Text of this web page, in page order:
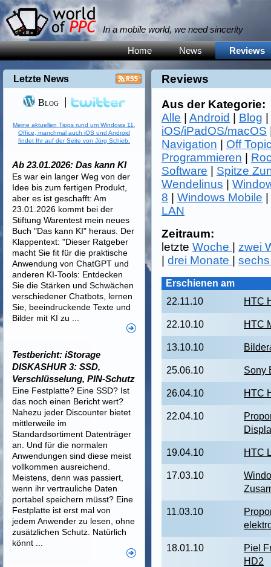
In a mobile world, we need sincerity
Home News Reviews
Reviews
Aus der Kategorie:
Alle |Android Blog
iOS/iPadOS/macOS
Navigation
Off
Programmieren
Software
Spitze
Wendelinus |
8 |Windows Mobile
LAN
Zeitraum:
letzteWoche
zwei
|drei Monate |
Erschienen am
22.11.10
HTC
22.10.10 HTC
13.10.10
25.06.10 Sony
26.04.10 HTC
22.04.10
19.04.10 HTC
17.03.10
11.03.10
18.01.10
Piel
HD2
Letzte News
Blog
Meine aktuellen Tipps rund um Windows 11,
Office, manchmal auch iOS und Android
findet Ihr auf der Seite von Jörg Schieb.
Ab 23.01.2026: Das kann KI
Es war ein langer Weg von der
Idee bis zum fertigen Produkt,
aber es ist geschafft: Am
23.01.2026 kommt bei der
Stiftung Warentest mein neues
Buch "Das kann KI" heraus. Der
Klappentext: "Dieser Ratgeber
macht Sie fit für die praktische
Anwendung von ChatGPT und
anderen KI-Tools: Entdecken
Sie die Stärken und Schwächen
verschiedener Chatbots, lernen
Sie, beeindruckende Texte und
Bilder mit KI zu ...
Testbericht: iStorage
DISKASHUR 3: SSD,
Verschlüsselung, PIN-Schutz
Eine Festplatte? Eine SSD? Ist
das noch einen Bericht wert?
Nahezu jeder Discounter bietet
mittlerweile im
Standardsortiment Datenträger
an. Und für die normalen
Anwendungen sind diese meist
vollkommen ausreichend.
Meistens, denn was passiert,
wenn ihr vertrauliche Daten
portabel speichern müsst? Eine
Festplatte ist erst mal von
jedem Anwender zu lesen, ohne
zusätzlichen Schutz. Natürlich
könnt ...